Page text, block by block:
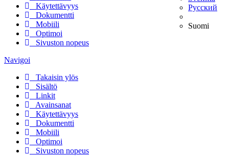
Русский
Suomi
Käytettävyys
Dokumentti
Mobiili
Optimoi
Sivuston nopeus
Navigoi
Takaisin ylös
Sisältö
Linkit
Avainsanat
Käytettävyys
Dokumentti
Mobiili
Optimoi
Sivuston nopeus